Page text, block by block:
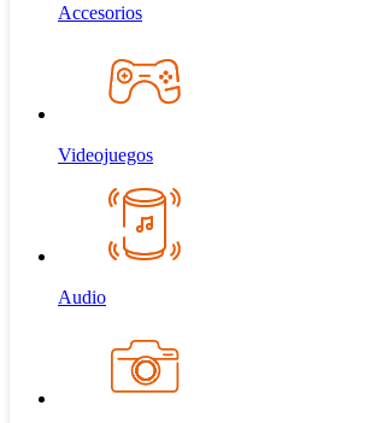
Accesorios
Videojuegos
Audio